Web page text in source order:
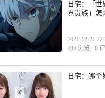
日宅：「世
界贵族」怎
2021-12-21
486 浏览 · 0
日宅：哪个